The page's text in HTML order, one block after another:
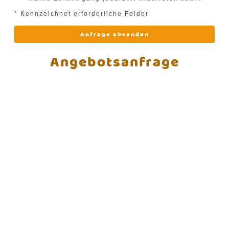
* Kennzeichnet erforderliche Felder
Anfrage absenden
Angebotsanfrage